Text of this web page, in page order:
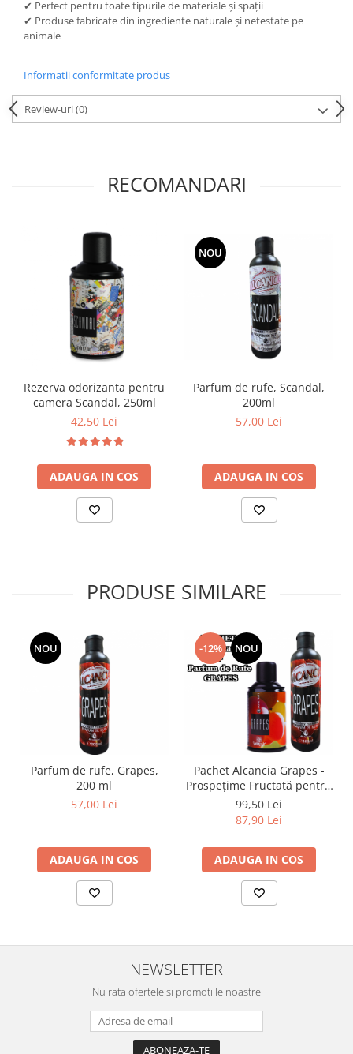
✔ Perfect pentru toate tipurile de materiale și spații
✔ Produse fabricate din ingrediente naturale și netestate pe
animale
Informatii conformitate produs
Review-uri(0)
RECOMANDARI
Rezerva odorizanta pentru
camera Scandal, 250ml
42,50 Lei
ADAUGA IN COS
NOU
Parfum de rufe, Scandal,
200ml
57,00 Lei
ADAUGA IN COS
PRODUSE SIMILARE
NOU
Parfum de rufe, Grapes,
200 ml
57,00 Lei
ADAUGA IN COS
-12% NOU
Pachet Alcancia Grapes -
Prospețime Fructată pentru
Încăpere și Haine
99,50 Lei
87,90 Lei
ADAUGA IN COS
NEWSLETTER
Nu rata ofertele si promotiile noastre